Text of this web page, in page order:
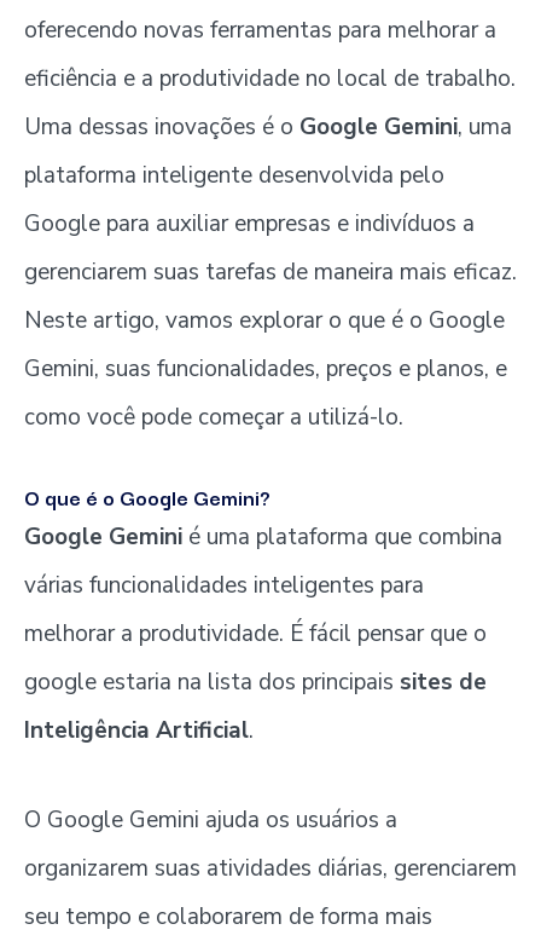
oferecendo novas ferramentas para melhorar a
eficiência e a produtividade no local de trabalho.
Uma dessas inovações é o Google Gemini, uma
plataforma inteligente desenvolvida pelo
Google para auxiliar empresas e indivíduos a
gerenciarem suas tarefas de maneira mais eficaz.
Neste artigo, vamos explorar o que é o Google
Gemini, suas funcionalidades, preços e planos, e
como você pode começar a utilizá-lo.
O que é o Google Gemini?
Google Gemini é uma plataforma que combina
várias funcionalidades inteligentes para
melhorar a produtividade. É fácil pensar que o
google estaria na lista dos principais sites de
Inteligência Artificial.
O Google Gemini ajuda os usuários a
organizarem suas atividades diárias, gerenciarem
seu tempo e colaborarem de forma mais